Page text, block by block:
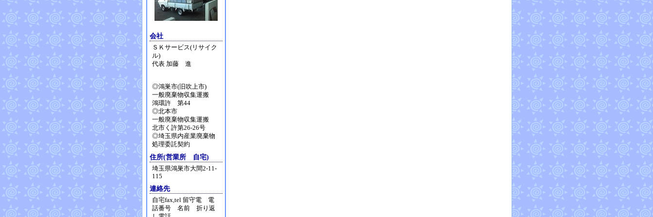
会社
ＳＫサービス(リサイク
ル)
代表 加藤 進
◎鴻巣市(旧吹上市)
一般廃棄物収集運搬
鴻環許 第44
◎北本市
一般廃棄物収集運搬
北市く許第26-26号
◎埼玉県内産業廃棄物
処理委託契約
住所(営業所 自宅)
埼玉県鴻巣市大間2-11-
115
連絡先
自宅fax,tel 留守電 電
話番号 名前 折り返